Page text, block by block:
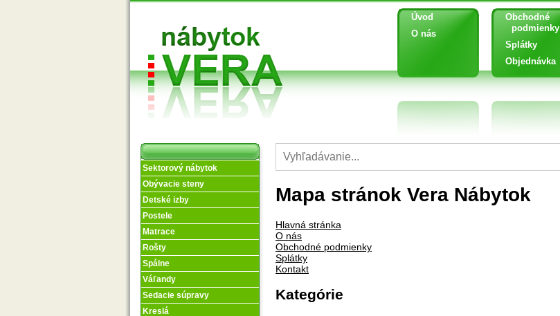
Úvod
O nás
Obchodné
podmienky
Splátky
Objednávka
Sektorový nábytok
Obývacie steny
Detské izby
Postele
Matrace
Rošty
Spálne
Váľandy
Sedacie súpravy
Kreslá
Mapa stránok Vera Nábytok
Hlavná stránka
O nás
Obchodné podmienky
Splátky
Kontakt
Kategórie